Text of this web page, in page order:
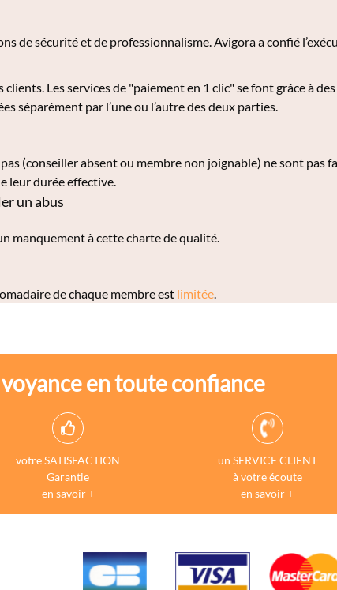
de sécurité et de professionnalisme. Avigora a confié
Les services de "paiement en 1 clic" se font grâce à
séparément par l’une ou l’autre des deux parties.
(conseiller absent ou membre non joignable) ne sont pas
leur durée effective.
un abus
manquement à cette charte de qualité.
de chaque membre est limitée.
en toute confiance
votre SATISFACTION
Garantie
en savoir +
un SERVICE CLIENT
à votre écoute
en savoir +